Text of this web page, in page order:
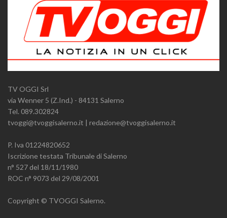
TV OGGI Srl
via Wenner 5 (Z.Ind.) - 84131 Salerno
Tel. 089.302824
tvoggi@tvoggisalerno.it | redazione@tvoggisalerno.it
P. Iva 01224820652
Iscrizione testata Tribunale di Salerno
n° 527 del 18/11/1980
ROC n° 9073 del 29/08/2001
Copyright © TVOGGI Salerno.